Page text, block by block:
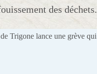
des déchets.